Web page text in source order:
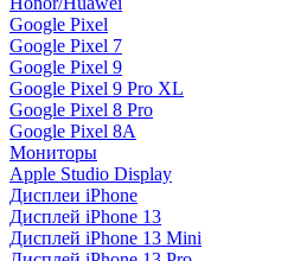
Google Pixel
Google Pixel 7
Google Pixel 9
Google Pixel 9 Pro XL
Google Pixel 8 Pro
Google Pixel 8A
Мониторы
Apple Studio Display
Дисплеи iPhone
Дисплей iPhone 13
Дисплей iPhone 13 Mini